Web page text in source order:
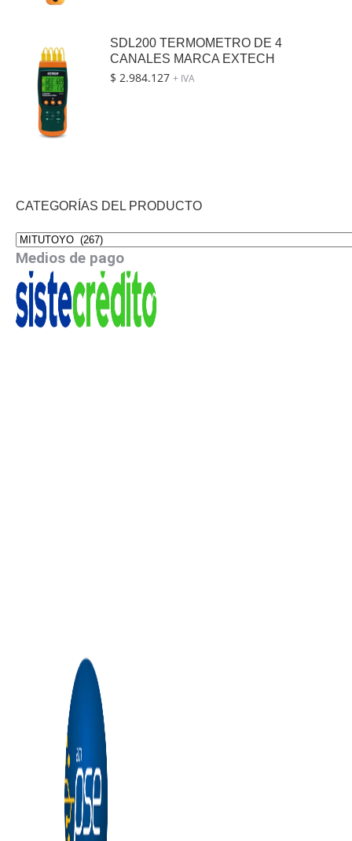
SDL200 TERMOMETRO DE 4
CANALES MARCA EXTECH
$ 2.984.127 + IVA
CATEGORÍAS DEL PRODUCTO
Medios de pago